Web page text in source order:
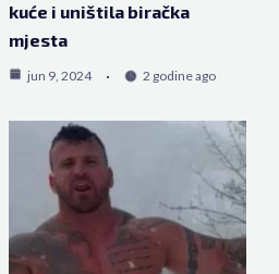
kuće i uništila biračka
mjesta
jun 9, 2024 2 godine ago